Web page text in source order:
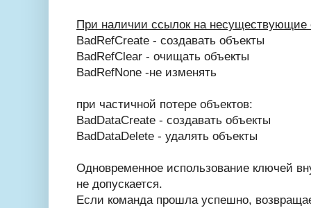
При наличии ссылок на несуществующие
BadRefCreate - создавать объекты
BadRefClear - очищать объекты
BadRefNone -не изменять
при частичной потере объектов:
BadDataCreate - создавать объекты
BadDataDelete - удалять объекты
Одновременное использование ключей
не допускается.
Если команда прошла успешно,